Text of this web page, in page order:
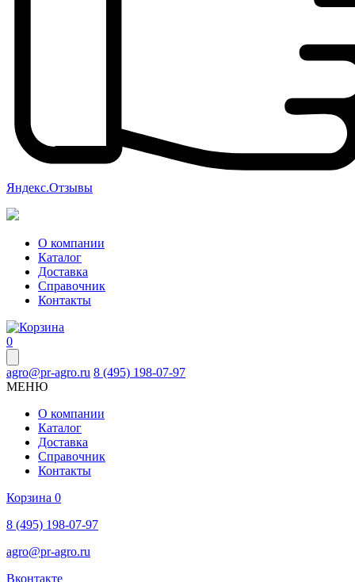
Яндекс.Отзывы
О компании
Каталог
Доставка
Справочник
Контакты
0
agro@pr-agro.ru 8 (495) 198-07-97
МЕНЮ
О компании
Каталог
Доставка
Справочник
Контакты
Корзина 0
8 (495) 198-07-97
agro@pr-agro.ru
Вконтакте